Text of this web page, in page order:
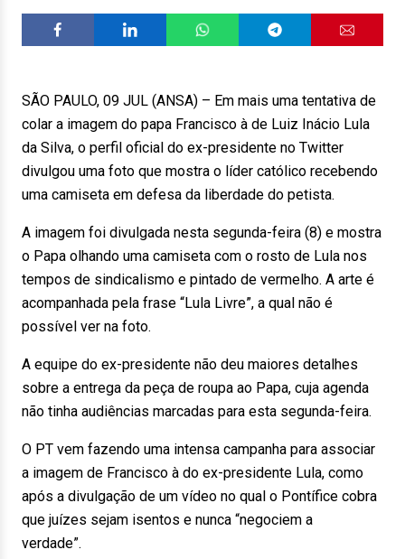
SÃO PAULO, 09 JUL (ANSA) – Em mais uma tentativa de
colar a imagem do papa Francisco à de Luiz Inácio Lula
da Silva, o perfil oficial do ex-presidente no Twitter
divulgou uma foto que mostra o líder católico recebendo
uma camiseta em defesa da liberdade do petista.
A imagem foi divulgada nesta segunda-feira (8) e mostra
o Papa olhando uma camiseta com o rosto de Lula nos
tempos de sindicalismo e pintado de vermelho. A arte é
acompanhada pela frase “Lula Livre”, a qual não é
possível ver na foto.
A equipe do ex-presidente não deu maiores detalhes
sobre a entrega da peça de roupa ao Papa, cuja agenda
não tinha audiências marcadas para esta segunda-feira.
O PT vem fazendo uma intensa campanha para associar
a imagem de Francisco à do ex-presidente Lula, como
após a divulgação de um vídeo no qual o Pontífice cobra
que juízes sejam isentos e nunca “negociem a
verdade”.